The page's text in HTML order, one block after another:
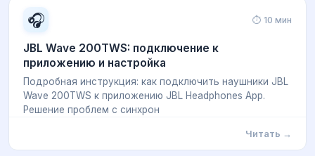
🎧 ⏱ 10 мин
JBL Wave 200TWS: подключение к
приложению и настройка
Подробная инструкция: как подключить наушники JBL
Wave 200TWS к приложению JBL Headphones App.
Решение проблем с синхрон
Читать →